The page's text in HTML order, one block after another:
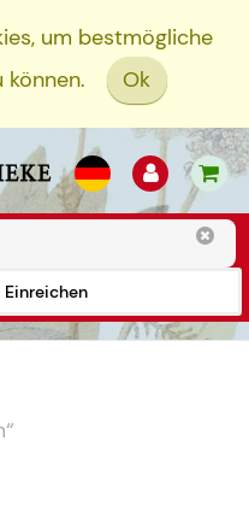
um bestmögliche
Ok
Einreichen
“